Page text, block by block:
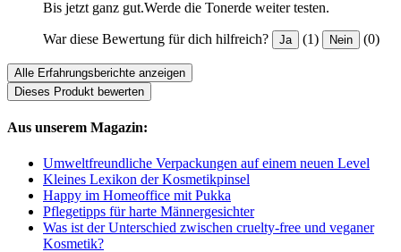
Bis jetzt ganz gut.Werde die Tonerde weiter testen.
War diese Bewertung für dich hilfreich? Ja (1) Nein (0)
Alle Erfahrungsberichte anzeigen
Dieses Produkt bewerten
Aus unserem Magazin:
Umweltfreundliche Verpackungen auf einem neuen Level
Kleines Lexikon der Kosmetikpinsel
Happy im Homeoffice mit Pukka
Pflegetipps für harte Männergesichter
Was ist der Unterschied zwischen cruelty-free und veganer
Kosmetik?